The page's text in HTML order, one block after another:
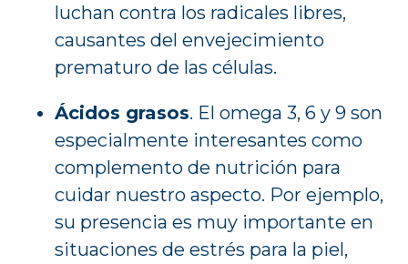
luchan contra los radicales libres,
causantes del envejecimiento
prematuro de las células.
Ácidos grasos. El omega 3, 6 y 9 son
especialmente interesantes como
complemento de nutrición para
cuidar nuestro aspecto. Por ejemplo,
su presencia es muy importante en
situaciones de estrés para la piel,